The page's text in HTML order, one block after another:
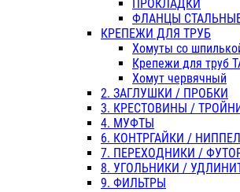
ПРОКЛАДКИ
ФЛАНЦЫ
КРЕПЕЖИ ДЛЯ ТРУБ
Хомуты со
Крепежи для труб
Хомут червячный
2. ЗАГЛУШКИ / ПРОБКИ
3. КРЕСТОВИНЫ /
4. МУФТЫ
6. КОНТРГАЙКИ /
7. ПЕРЕХОДНИКИ /
8. УГОЛЬНИКИ /
9. ФИЛЬТРЫ